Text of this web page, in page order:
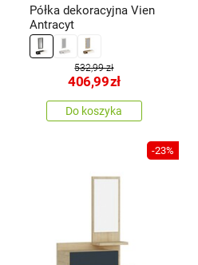
Półka dekoracyjna Vien
Antracyt
532,99 zł
406,99zł
Do koszyka
-23%